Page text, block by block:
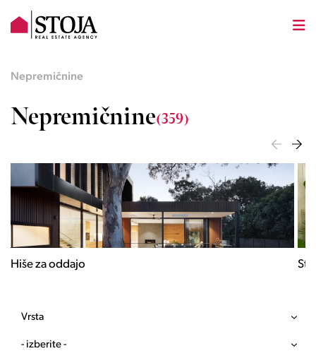
Nepremičnine
Nepremičnine(359)
Hiše za oddajo
Vrsta
- izberite -